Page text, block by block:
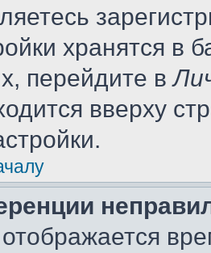
хранятся в
перейдите в
вверху